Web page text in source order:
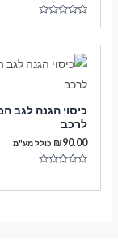
כיסוי הגנה לגב
לרכב
₪90.00 כולל מע"מ
מתוך